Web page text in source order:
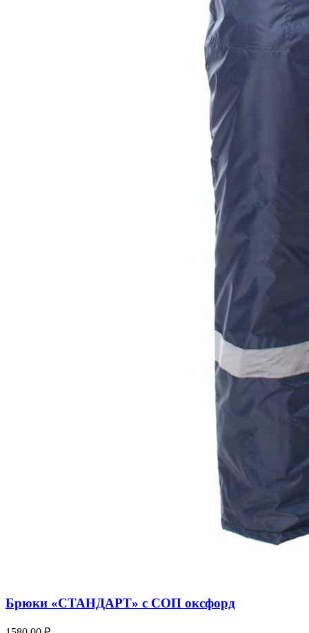
Брюки «СТАНДАРТ» с СОП оксфорд